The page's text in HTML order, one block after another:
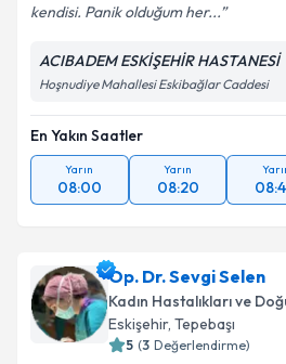
kendisi. Panik olduğum her...
ACIBADEM ESKİŞEHİR HASTANESİ
Hoşnudiye Mahallesi Eskibağlar Caddesi
En Yakın Saatler
Yarın
08:00
Yarın
08:20
Op. Dr. Sevgi Selen
Kadın Hastalıkları ve
Eskişehir, Tepebaşı
5 (3 Değerlendirme)